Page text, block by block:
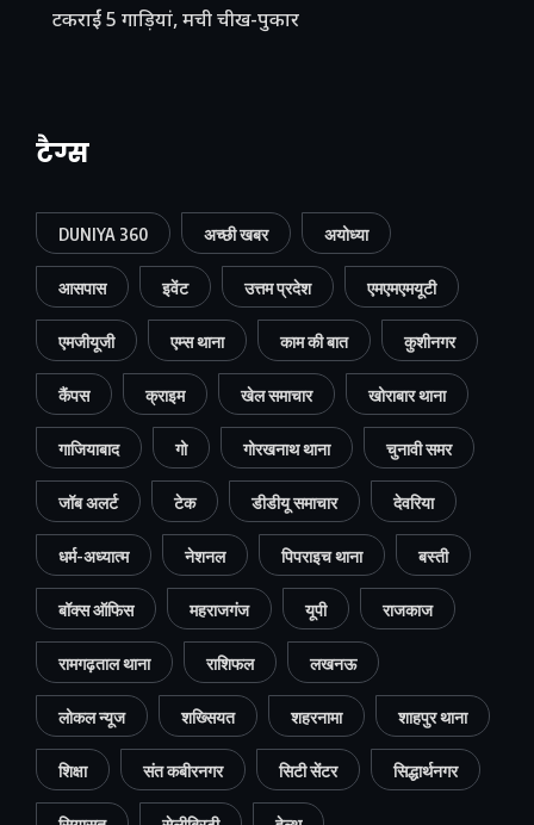
टकराईं 5 गाड़ियां, मची चीख-पुकार
टैग्स
DUNIYA 360 अच्छी खबर अयोध्या
आसपास इवेंट उत्तम प्रदेश एमएमएमयूटी
एमजीयूजी एम्स थाना काम की बात कुशीनगर
कैंपस क्राइम खेल समाचार खोराबार थाना
गाजियाबाद गो गोरखनाथ थाना चुनावी समर
जॉब अलर्ट टेक डीडीयू समाचार देवरिया
धर्म-अध्यात्म नेशनल पिपराइच थाना बस्ती
बॉक्स ऑफिस महराजगंज यूपी राजकाज
रामगढ़ताल थाना राशिफल लखनऊ
लोकल न्यूज शख्सियत शहरनामा शाहपुर थाना
शिक्षा संत कबीरनगर सिटी सेंटर सिद्धार्थनगर